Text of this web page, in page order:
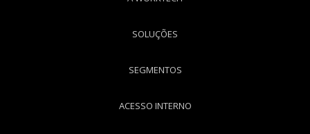
SOLUÇÕES
SEGMENTOS
ACESSO INTERNO